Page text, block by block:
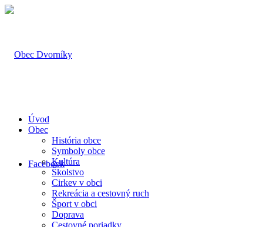
Facebook
Úvod
Obec
História obce
Symboly obce
Kultúra
Školstvo
Cirkev v obci
Rekreácia a cestovný ruch
Šport v obci
Doprava
Cestovné poriadky